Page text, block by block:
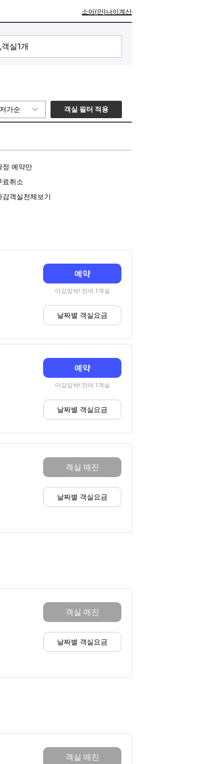
소아(만)나이계산
가순 객실 필터 적용
정 예약만
료취소
감객실전체보기
예약
마감임박! 잔여 1객실
날짜별 객실요금
예약
마감임박! 잔여 1객실
날짜별 객실요금
객실 매진
날짜별 객실요금
객실 매진
날짜별 객실요금
객실 매진